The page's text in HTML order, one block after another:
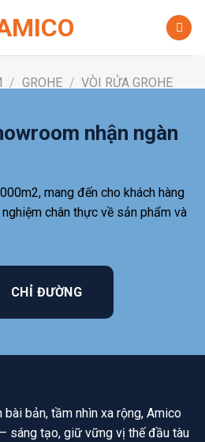
/ GROHE / VÒI RỬA GROHE
nhận ngàn
mang đến cho khách hàng
chân thực về sản phẩm và
CHỈ ĐƯỜNG
bản, tầm nhìn xa rộng, Amico
sáng tạo, giữ vững vị thế đầu tàu